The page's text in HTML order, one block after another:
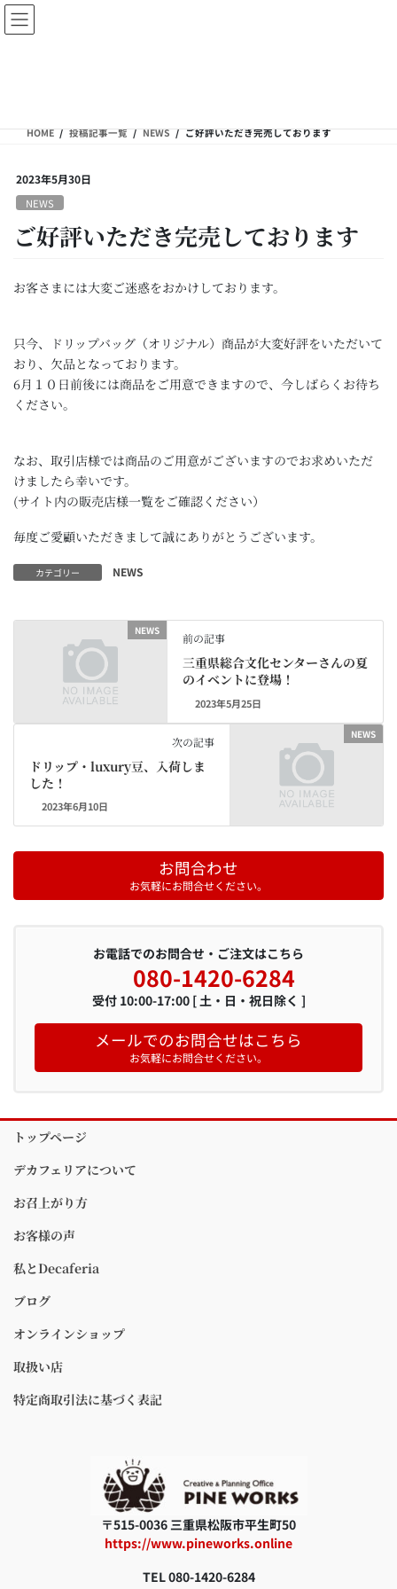
コ
ン
ナ
ビ
HOME 投稿記事一覧 NEWS ご好評いただき完売しております
2023年5月30日
NEWS
ご好評いただき完売しております
お客さまには大変ご迷惑をおかけしております。
只今、ドリップバッグ（オリジナル）商品が大変好評をいただいて
おり、欠品となっております。
6月１０日前後には商品をご用意できますので、今しばらくお待ち
ください。
なお、取引店様では商品のご用意がございますのでお求めいただ
けましたら幸いです。
(サイト内の販売店様一覧をご確認ください）
毎度ご愛顧いただきまして誠にありがとうございます。
カテゴリー NEWS
NEWS
前の記事
三重県総合文化センターさんの夏
のイベントに登場！
2023年5月25日
NEWS
次の記事
ドリップ・luxury豆、入荷しま
した！
2023年6月10日
お問合わせ
お気軽にお問合せください。
お電話でのお問合せ・ご注文はこちら
080-1420-6284
受付 10:00-17:00 [ 土・日・祝日除く ]
メールでのお問合せはこちら
お気軽にお問合せください。
トップページ
デカフェリアについて
お召上がり方
お客様の声
私とDecaferia
ブログ
オンラインショップ
取扱い店
特定商取引法に基づく表記
〒515-0036 三重県松阪市平生町50
https://www.pineworks.online
TEL 080-1420-6284